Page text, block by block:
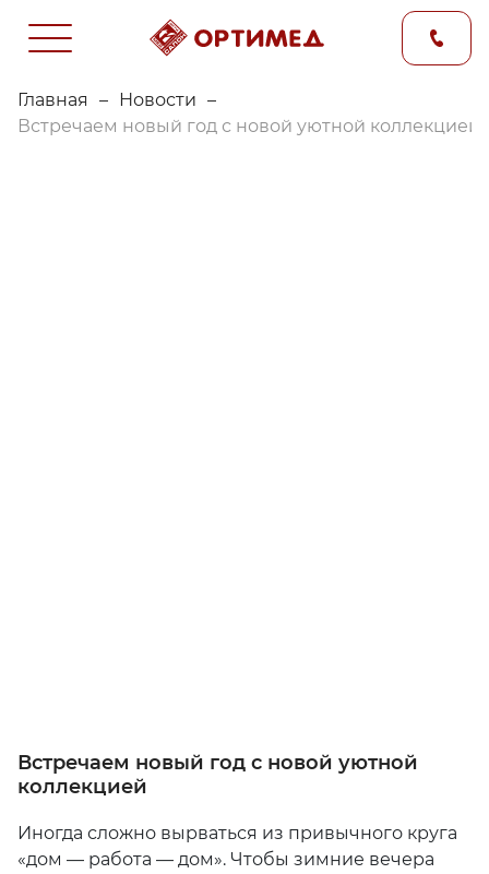
Главная – Новости –
Встречаем новый год с новой уютной коллекцией
Встречаем новый год с новой уютной
коллекцией
Иногда сложно вырваться из привычного круга
«дом — работа — дом». Чтобы зимние вечера